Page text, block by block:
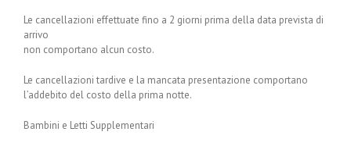
Le cancellazioni effettuate fino a 2 giorni prima della data prevista di
arrivo
non comportano alcun costo.
Le cancellazioni tardive e la mancata presentazione comportano
l’addebito del costo della prima notte.
Bambini e Letti Supplementari